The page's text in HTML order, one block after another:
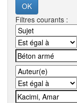
Filtres courants :